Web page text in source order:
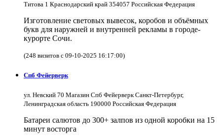
Титова 1 Краснодарский край 354057 Российская Федерация
Изготовление световых вывесок, коробов и объёмных
букв для наружней и внутренней рекламы в городе-
курорте Сочи.
(248 визитов с 09-10-2025 16:17:00)
Спб Фейерверк
ул. Невский 70 Магазин Спб Фейерверк Санкт-Петербург,
Ленинградская область 190000 Российская Федерация
Батареи салютов до 300+ залпов из одной коробки на 15
минут восторга